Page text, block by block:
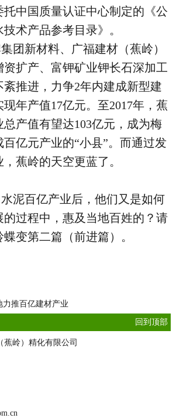
中国质量认证中心制定的《公
术产品参考目录》。
新材料、广福建材（蕉岭）
扩产、富钾矿业钾长石深加工
推进，力争2年内建成新型建
年产值17亿元。至2017年，蕉
产值有望达103亿元，成为梅
亿元产业的“小县”。而通过发
蕉岭的天空更蓝了。
百亿产业后，他们又是如何
的过程中，惠及当地百姓的？请
变第二篇（前进篇）。
推百亿建材产业
回到顶部
岭）精化有限公司